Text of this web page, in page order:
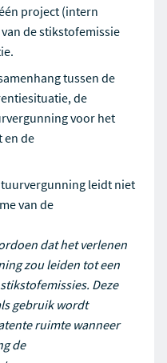
project (intern
de stikstofemissie
tussen de
de
voor het
en de
leidt niet
van de
dat het verlenen
zou leiden tot een
Deze
gebruik wordt
ruimte wanneer
de